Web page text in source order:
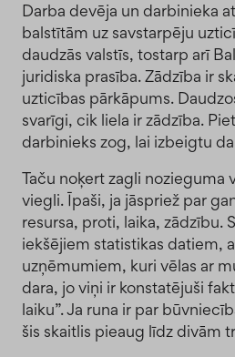
Darba devēja un darbinieka
balstītām uz savstarpēju
daudzās valstīs, tostarp arī
juridiska prasība. Zādzība ir
uzticības pārkāpums.
svarīgi, cik liela ir zādzība.
darbinieks zog, lai izbeigtu
Taču noķert zagli nozieguma
viegli. Īpaši, ja jāspriež par
resursa, proti, laika, zādzību.
iekšējiem statistikas datiem,
uzņēmumiem, kuri vēlas ar
dara, jo viņi ir konstatējuši
laiku”. Ja runa ir par
šis skaitlis pieaug līdz divām